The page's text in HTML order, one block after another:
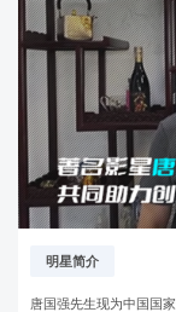
明星简介
唐国强先生现为中国国